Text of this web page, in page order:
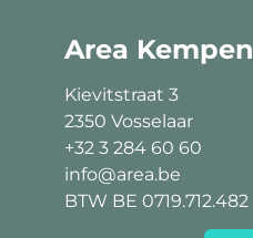
Area Kempen
Kievitstraat 3
2350 Vosselaar
+32 3 284 60 60
info@area.be
BTW BE 0719.712.482